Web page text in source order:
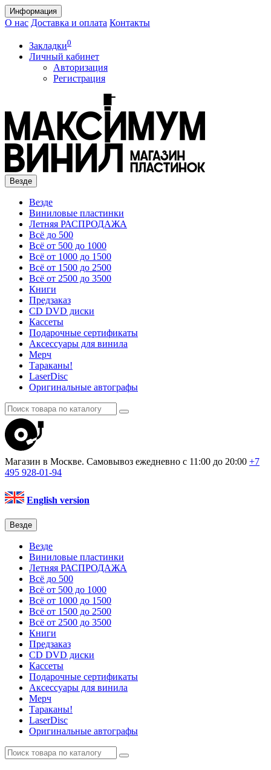
Информация
О нас Доставка и оплата Контакты
Закладки0
Личный кабинет
Авторизация
Регистрация
Везде
Везде
Виниловые пластинки
Летняя РАСПРОДАЖА
Всё до 500
Всё от 500 до 1000
Всё от 1000 до 1500
Всё от 1500 до 2500
Всё от 2500 до 3500
Книги
Предзаказ
CD DVD диски
Кассеты
Подарочные сертификаты
Аксессуары для винила
Мерч
Тараканы!
LaserDisc
Оригинальные автографы
Магазин в Москве. Самовывоз ежедневно с 11:00 до 20:00 +7
495 928-01-94
English version
Везде
Везде
Виниловые пластинки
Летняя РАСПРОДАЖА
Всё до 500
Всё от 500 до 1000
Всё от 1000 до 1500
Всё от 1500 до 2500
Всё от 2500 до 3500
Книги
Предзаказ
CD DVD диски
Кассеты
Подарочные сертификаты
Аксессуары для винила
Мерч
Тараканы!
LaserDisc
Оригинальные автографы